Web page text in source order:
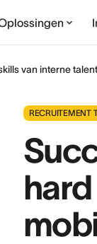
van interne
RECRUITEMENT